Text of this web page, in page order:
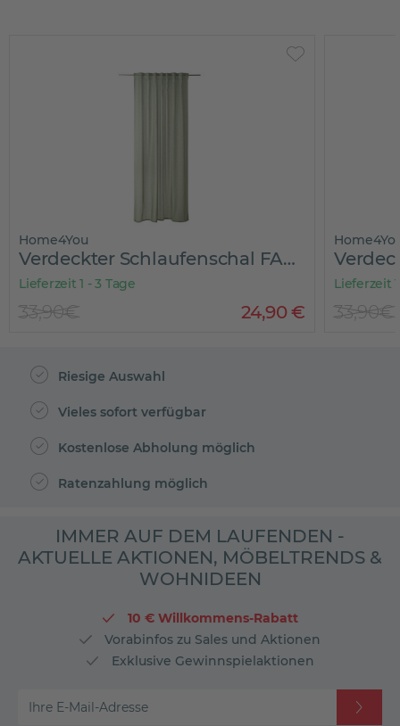
Home4You
Verdeckter Schlaufenschal FABRONI
Lieferzeit 1 - 3 Tage
24,90€
33,90€
Lieferzeit
33,90€
Riesige Auswahl
Vieles sofort verfügbar
Kostenlose Abholung möglich
Ratenzahlung möglich
IMMER AUF DEM LAUFENDEN -
AKTUELLE AKTIONEN, MÖBELTRENDS &
WOHNIDEEN
10 € Willkommens-Rabatt
Vorabinfos zu Sales und Aktionen
Exklusive Gewinnspielaktionen
Ihre E-Mail-Adresse